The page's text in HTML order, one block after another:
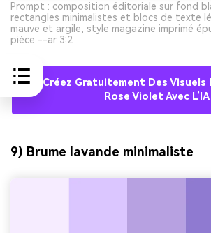
Prompt : composition éditoriale sur fond
rectangles minimalistes et blocs de texte
mauve et argile, style magazine imprimé
pièce --ar 3:2
Créez Gratuitement Des Visuels
Rose Violet Avec L’IA
9) Brume lavande minimaliste